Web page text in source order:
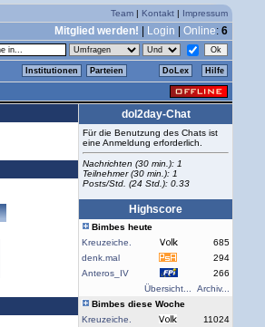
Team | Kontakt | Impressum
Mitglied werden! Login Online: 6
Institutionen Parteien DoLex Hilfe
dol2day-Chat
Für die Benutzung des Chats ist
eine Anmeldung erforderlich.
Nachrichten (30 min.): 1
Teilnehmer (30 min.): 1
Posts/Std. (24 Std.): 0.33
Highscore
Bimbes heute
Kreuzeiche.
685
denk.mal
294
Anteros_IV
266
Übersicht...
Archiv...
Bimbes diese Woche
Kreuzeiche.
11024